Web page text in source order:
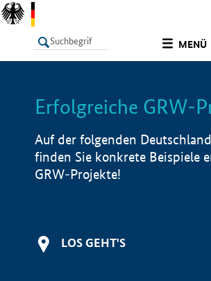
MENÜ
LISTE
Erfolgreiche GRW-
Auf der folgenden
finden Sie konkrete Beispiele
GRW-Projekte!
LOS GEHT'S